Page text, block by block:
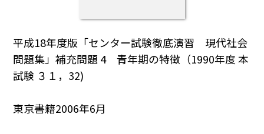
平成18年度版「センター試験徹底演習 現代社会
問題集」補充問題 4 青年期の特徴（1990年度 本
試験 ３１，32)
東京書籍2006年6月